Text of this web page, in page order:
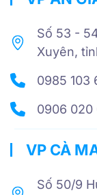
Số 53 -
Xuyên,
0985 103
0906 020
VP CÀ
Số 50/9